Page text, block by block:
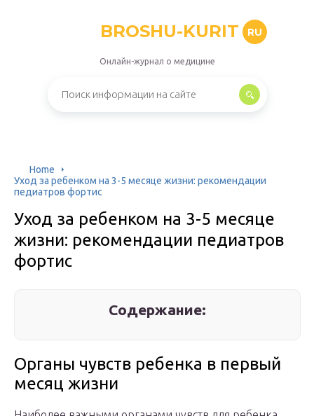
BROSHU-KURIT RU
Онлайн-журнал о медицине
Home
Уход за ребенком на 3-5 месяце жизни: рекомендации
педиатров фортис
Уход за ребенком на 3-5 месяце
жизни: рекомендации педиатров
фортис
Содержание:
Органы чувств ребенка в первый
месяц жизни